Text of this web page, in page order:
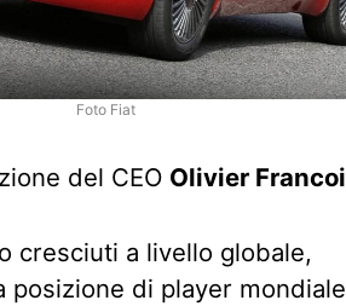
Foto Fiat
del CEO Olivier
cresciuti a livello globale,
posizione di player